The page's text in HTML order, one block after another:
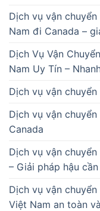
Dịch vụ vận
Nam đi Canada –
Dịch Vụ Vận
Nam Uy Tín –
Dịch vụ vận
Dịch vụ vận
Canada
Dịch vụ vận
– Giải pháp hậu
Dịch vụ vận
Việt Nam an toàn